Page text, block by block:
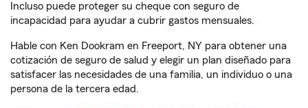
Incluso puede proteger su cheque con seguro de
incapacidad para ayudar a cubrir gastos mensuales.
Hable con Ken Dookram en Freeport, NY para obtener una
cotización de seguro de salud y elegir un plan diseñado para
satisfacer las necesidades de una familia, un individuo o una
persona de la tercera edad.